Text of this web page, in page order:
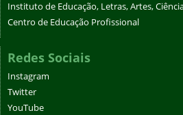
Instituto de Educação, Letras, Artes,
Centro de Educação Profissional
Redes Sociais
Instagram
Twitter
YouTube